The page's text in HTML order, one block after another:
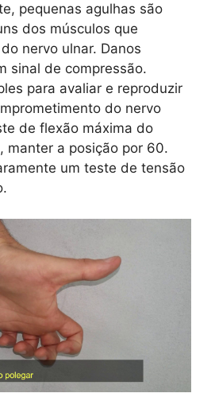
pequenas agulhas são
dos músculos que
nervo ulnar. Danos
sinal de compressão.
para avaliar e reproduzir
do nervo
de flexão máxima do
manter a posição por 60.
um teste de tensão